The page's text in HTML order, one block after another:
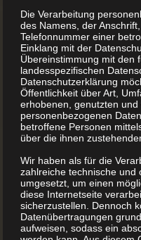
Ein schöner Buchrücken
Egal, ob Sie sich
Historie oder Fiktion
ist Ihr professioneller
Buchprojekt.
Die Verarbeitung
des Namens, der
Telefonnummer einer
Einklang mit der
Übereinstimmung mit den
landesspezifischen
Datenschutzerklärung
Öffentlichkeit über Art,
erhobenen, genutzten und
personenbezogenen
betroffene Personen
über die ihnen
Wir haben als für die
zahlreiche technische
umgesetzt, um einen
diese Internetseite
sicherzustellen. Dennoch
Datenübertragungen
aufweisen, sodass ein